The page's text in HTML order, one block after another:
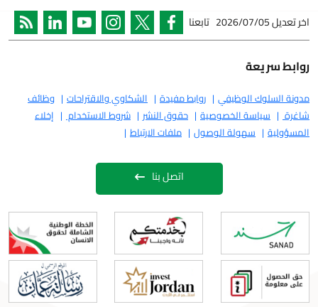
2026/07/05 تابعنا
الوظيفي روابط مفيدة الشكاوي والاقتراحات
وظائف
سياسة الخصوصية
حقوق النشر شروط الاستخدام
إخلاء
سهولة الوصول ملفات الارتباط